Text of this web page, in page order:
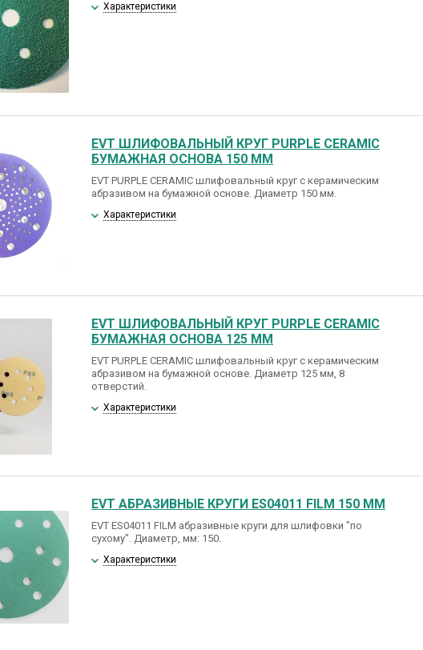
Характеристики
EVT ШЛИФОВАЛЬНЫЙ КРУГ PURPLE CERAMIC
БУМАЖНАЯ ОСНОВА 150 ММ
EVT PURPLE CERAMIC шлифовальный круг с керамическим
абразивом на бумажной основе. Диаметр 150 мм.
Характеристики
EVT ШЛИФОВАЛЬНЫЙ КРУГ PURPLE CERAMIC
БУМАЖНАЯ ОСНОВА 125 ММ
EVT PURPLE CERAMIC шлифовальный круг с керамическим
абразивом на бумажной основе. Диаметр 125 мм, 8
отверстий.
Характеристики
EVT АБРАЗИВНЫЕ КРУГИ ES04011 FILM 150 ММ
EVT ES04011 FILM абразивные круги для шлифовки "по
сухому". Диаметр, мм: 150.
Характеристики